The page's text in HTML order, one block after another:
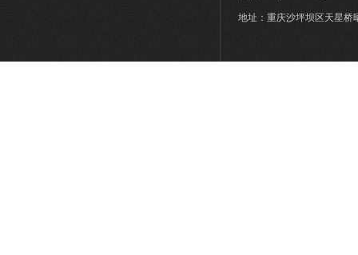
地址：重庆沙坪坝区天星桥